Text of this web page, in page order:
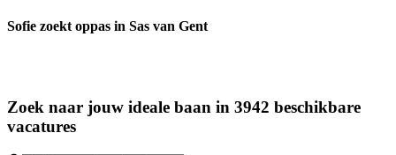
Sofie zoekt oppas in Sas van Gent
Zoek naar jouw ideale baan in 3942 beschikbare
vacatures